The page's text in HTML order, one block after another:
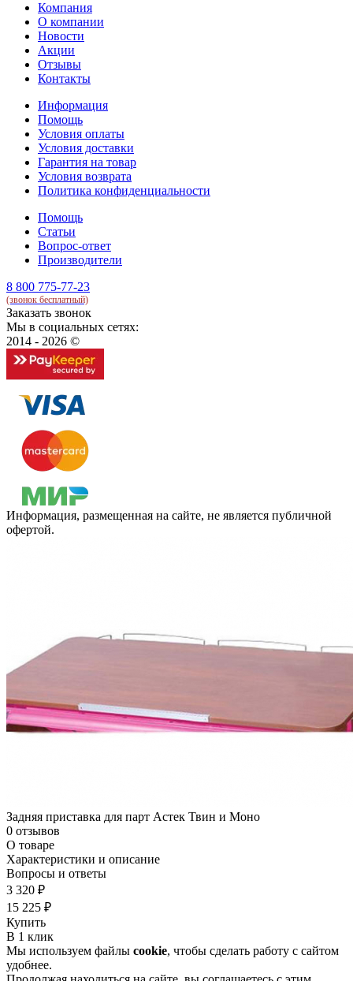
Компания
О компании
Новости
Акции
Отзывы
Контакты
Информация
Помощь
Условия оплаты
Условия доставки
Гарантия на товар
Условия возврата
Политика конфиденциальности
Помощь
Статьи
Вопрос-ответ
Производители
8 800 775-77-23
(звонок бесплатный)
Заказать звонок
Мы в социальных сетях:
2014 - 2026 ©
Информация, размещенная на сайте, не является публичной
офертой.
Задняя приставка для парт Астек Твин и Моно
0 отзывов
О товаре
Характеристики и описание
Вопросы и ответы
3 320 ₽
15 225 ₽
Купить
В 1 клик
Мы используем файлы cookie, чтобы сделать работу с сайтом
удобнее.